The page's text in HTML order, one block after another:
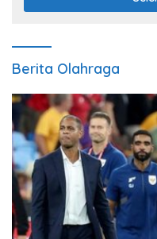
Berita Olahraga